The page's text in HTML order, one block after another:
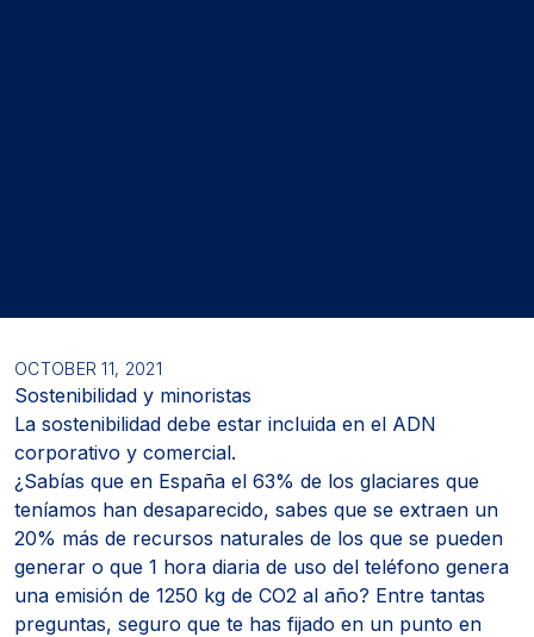
OCTOBER 11, 2021
Sostenibilidad y minoristas
La sostenibilidad debe estar incluida en el ADN
corporativo y comercial.
¿Sabías que en España el 63% de los glaciares que
teníamos han desaparecido, sabes que se extraen un
20% más de recursos naturales de los que se pueden
generar o que 1 hora diaria de uso del teléfono genera
una emisión de 1250 kg de CO2 al año? Entre tantas
preguntas, seguro que te has fijado en un punto en